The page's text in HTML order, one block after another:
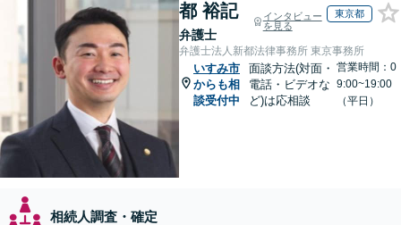
都 裕記
弁護士
インタビュー
を見る
東京都
弁護士法人新都法律事務所 東京事務所
いすみ市
からも相
談受付中
面談方法(対面・
電話・ビデオな
ど)は応相談
営業時間：0
9:00~19:00
（平日）
相続人調査・確定